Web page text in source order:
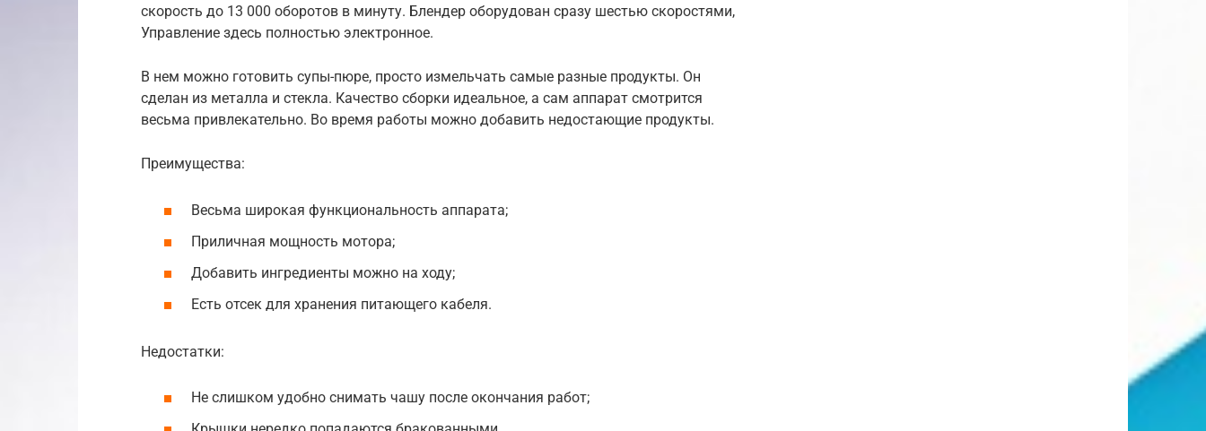
скорость до 13 000 оборотов в минуту. Блендер оборудован сразу шестью скоростями,
Управление здесь полностью электронное.
В нем можно готовить супы-пюре, просто измельчать самые разные продукты. Он
сделан из металла и стекла. Качество сборки идеальное, а сам аппарат смотрится
весьма привлекательно. Во время работы можно добавить недостающие продукты.
Преимущества:
Весьма широкая функциональность аппарата;
Приличная мощность мотора;
Добавить ингредиенты можно на ходу;
Есть отсек для хранения питающего кабеля.
Недостатки:
Не слишком удобно снимать чашу после окончания работ;